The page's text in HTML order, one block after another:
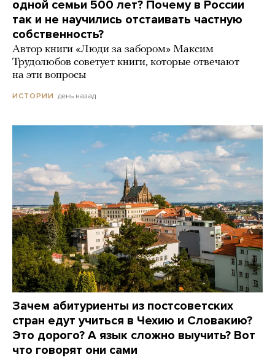
одной семьи 500 лет? Почему в России
так и не научились отстаивать частную
собственность?
Автор книги «Люди за забором» Максим
Трудолюбов советует книги, которые отвечают
на эти вопросы
ИСТОРИИ день назад
Зачем абитуриенты из постсоветских
стран едут учиться в Чехию и Словакию?
Это дорого? А язык сложно выучить? Вот
что говорят они сами